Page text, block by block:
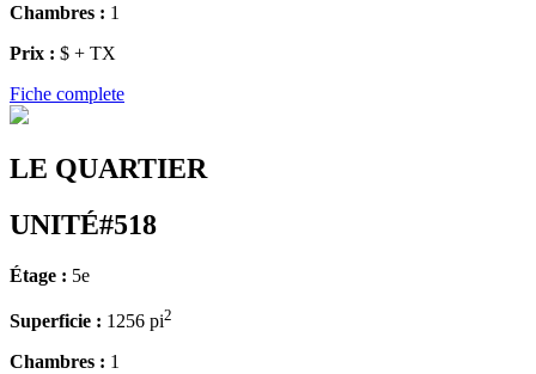
Chambres : 1
Prix : $ + TX
Fiche complete
LE QUARTIER
UNITÉ#518
Étage : 5e
Superficie : 1256 pi2
Chambres : 1